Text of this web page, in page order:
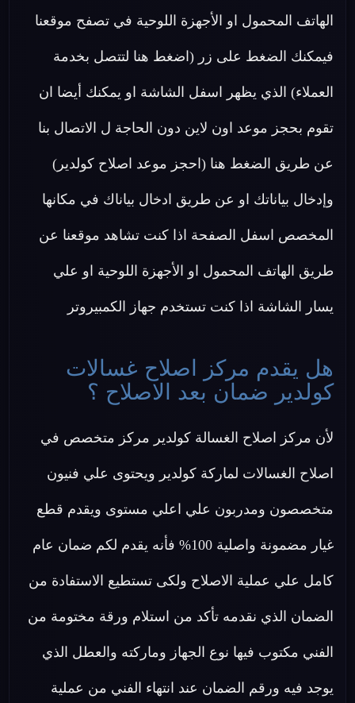
الهاتف المحمول او الأجهزة اللوحية في تصفح موقعنا
فيمكنك الضغط على زر (اضغط هنا لتتصل بخدمة
العملاء) الذي يظهر اسفل الشاشة او يمكنك أيضا ان
تقوم بحجز موعد اون لاين دون الحاجة ل الاتصال بنا
عن طريق الضغط هنا (احجز موعد اصلاح كولدير)
وإدخال بياناتك او عن طريق ادخال بياناك في مكانها
المخصص اسفل الصفحة اذا كنت تشاهد موقعنا عن
طريق الهاتف المحمول او الأجهزة اللوحية او علي
يسار الشاشة اذا كنت تستخدم جهاز الكمبيروتر
هل يقدم مركز اصلاح غسالات
كولدير ضمان بعد الاصلاح ؟
لأن مركز اصلاح الغسالة كولدير مركز متخصص في
اصلاح الغسالات لماركة كولدير ويحتوى علي فنيون
متخصصون ومدربون علي اعلي مستوى ويقدم قطع
غيار مضمونة واصلية 100% فأنه يقدم لكم ضمان عام
كامل علي عملية الاصلاح ولكى تستطيع الاستفادة من
الضمان الذي نقدمه تأكد من استلام ورقة مختومة من
الفني مكتوب فيها نوع الجهاز وماركته والعطل الذي
يوجد فيه ورقم الضمان عند انتهاء الفني من عملية